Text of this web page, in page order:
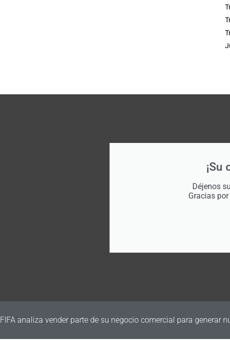
¡Su
Déjenos
Gracias
FIFA analiza vender parte de su negocio comercial para generar